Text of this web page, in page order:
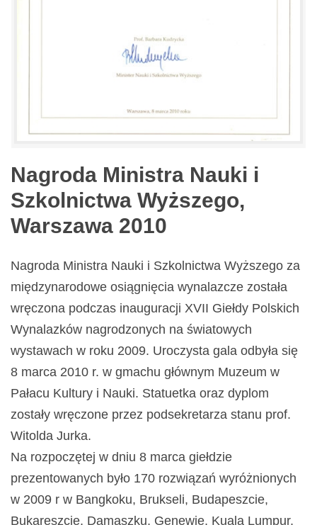
Nagroda Ministra Nauki i
Szkolnictwa Wyższego,
Warszawa 2010
Nagroda Ministra Nauki i Szkolnictwa Wyższego za
międzynarodowe osiągnięcia wynalazcze została
wręczona podczas inauguracji XVII Giełdy Polskich
Wynalazków nagrodzonych na światowych
wystawach w roku 2009. Uroczysta gala odbyła się
8 marca 2010 r. w gmachu głównym Muzeum w
Pałacu Kultury i Nauki. Statuetka oraz dyplom
zostały wręczone przez podsekretarza stanu prof.
Witolda Jurka.
Na rozpoczętej w dniu 8 marca giełdzie
prezentowanych było 170 rozwiązań wyróżnionych
w 2009 r w Bangkoku, Brukseli, Budapeszcie,
Bukareszcie, Damaszku, Genewie, Kuala Lumpur,